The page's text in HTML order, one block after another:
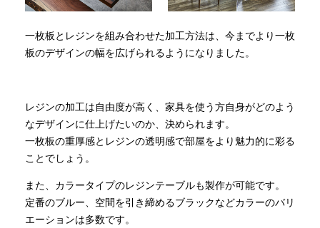
一枚板とレジンを組み合わせた加工方法は、今までより一枚
板のデザインの幅を広げられるようになりました。
レジンの加工は自由度が高く、家具を使う方自身がどのよう
なデザインに仕上げたいのか、決められます。
一枚板の重厚感とレジンの透明感で部屋をより魅力的に彩る
ことでしょう。
また、カラータイプのレジンテーブルも製作が可能です。
定番のブルー、空間を引き締めるブラックなどカラーのバリ
エーションは多数です。